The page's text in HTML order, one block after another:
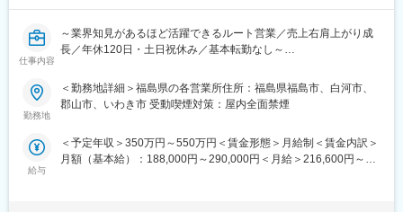
変更の範囲：会社の定める業務
■働く環境：
・転勤は無く、異動の場合郡山市内の別工場となります。
・土日祝休み、完全週休2日制（土日祝休み）
・お弁当注文可能、冷蔵庫内の軽食や惣菜を100～200円程度で購
入可能
伝える等の情報共有、それ以外は臨機応変に対応。基本急な休暇
も取得しやすいです。
仕事内容
～業界知見があるほど活躍できるルート営業／売上右肩上がり成
長／年休120日・土日祝休み／基本転勤なし～
■業務内容：
同社は、上下水道・住宅設備・建材など、暮らしに欠かせない分
る、建設・設備工事に必要な商材のルート営業です。
既存顧客中心のため、数字に追われる営業ではなく、信頼関係を
勤務地
＜勤務地詳細＞福島県の各営業所住所：福島県福島市、白河市、
郡山市、いわき市 受動喫煙対策：屋内全面禁煙
給与
＜予定年収＞350万円～550万円＜賃金形態＞月給制＜賃金内訳＞
月額（基本給）：188,000円～290,000円＜月給＞216,600円～